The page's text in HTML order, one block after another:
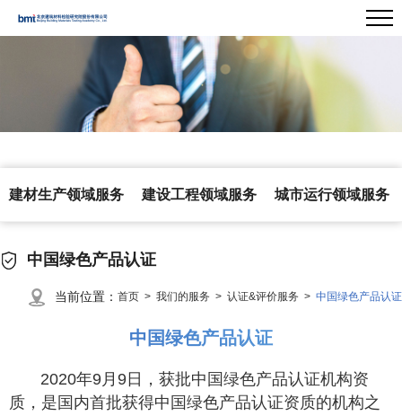
建材生产领域服务 建设工程领域服务 城市运行领域服务
中国绿色产品认证
当前位置： 首页 > 我们的服务 > 认证&评价服务 > 中国绿色产品认证
中国绿色产品认证
2020年9月9日，获批中国绿色产品认证机构资
质，是国内首批获得中国绿色产品认证资质的机构之